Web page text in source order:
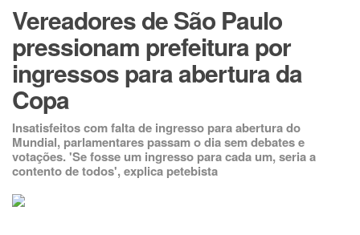
Vereadores de São Paulo
pressionam prefeitura por
ingressos para abertura da
Copa
Insatisfeitos com falta de ingresso para abertura do
Mundial, parlamentares passam o dia sem debates e
votações. 'Se fosse um ingresso para cada um, seria a
contento de todos', explica petebista